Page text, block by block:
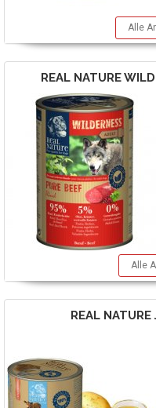
Alle
REAL NATURE
Alle
REAL NATURE